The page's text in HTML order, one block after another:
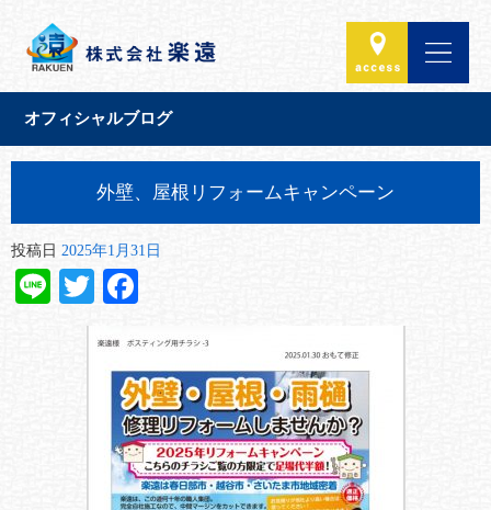
オフィシャルブログ
外壁、屋根リフォームキャンペーン
投稿日 2025年1月31日
LineTwitter